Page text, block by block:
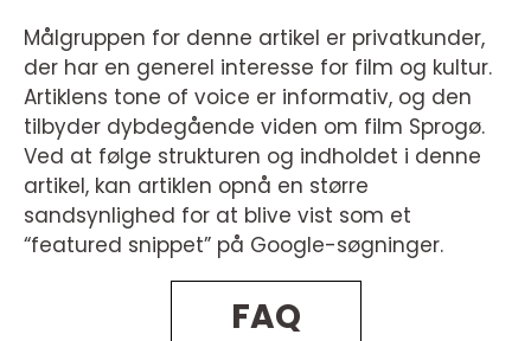
Målgruppen for denne artikel er privatkunder,
der har en generel interesse for film og kultur.
Artiklens tone of voice er informativ, og den
tilbyder dybdegående viden om film Sprogø.
Ved at følge strukturen og indholdet i denne
artikel, kan artiklen opnå en større
sandsynlighed for at blive vist som et
“featured snippet” på Google-søgninger.
FAQ